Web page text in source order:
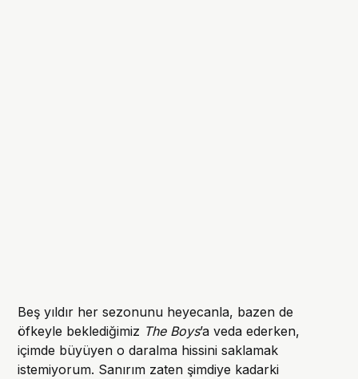
Beş yıldır her sezonunu heyecanla, bazen de
öfkeyle beklediğimiz The Boys’a veda ederken,
içimde büyüyen o daralma hissini saklamak
istemiyorum. Sanırım zaten şimdiye kadarki